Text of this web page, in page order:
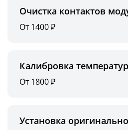
Очистка контактов
От 1400 ₽
Калибровка
От 1800 ₽
Установка